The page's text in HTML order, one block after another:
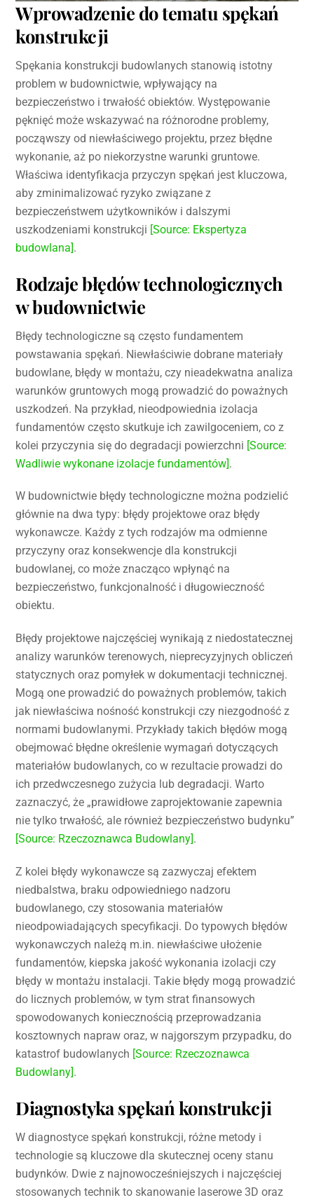
Wprowadzenie do tematu spękań
konstrukcji
Spękania konstrukcji budowlanych stanowią istotny
problem w budownictwie, wpływający na
bezpieczeństwo i trwałość obiektów. Występowanie
pęknięć może wskazywać na różnorodne problemy,
począwszy od niewłaściwego projektu, przez błędne
wykonanie, aż po niekorzystne warunki gruntowe.
Właściwa identyfikacja przyczyn spękań jest kluczowa,
aby zminimalizować ryzyko związane z
bezpieczeństwem użytkowników i dalszymi
uszkodzeniami konstrukcji [Source: Ekspertyza
budowlana].
Rodzaje błędów technologicznych
w budownictwie
Błędy technologiczne są często fundamentem
powstawania spękań. Niewłaściwie dobrane materiały
budowlane, błędy w montażu, czy nieadekwatna analiza
warunków gruntowych mogą prowadzić do poważnych
uszkodzeń. Na przykład, nieodpowiednia izolacja
fundamentów często skutkuje ich zawilgoceniem, co z
kolei przyczynia się do degradacji powierzchni [Source:
Wadliwie wykonane izolacje fundamentów].
W budownictwie błędy technologiczne można podzielić
głównie na dwa typy: błędy projektowe oraz błędy
wykonawcze. Każdy z tych rodzajów ma odmienne
przyczyny oraz konsekwencje dla konstrukcji
budowlanej, co może znacząco wpłynąć na
bezpieczeństwo, funkcjonalność i długowieczność
obiektu.
Błędy projektowe najczęściej wynikają z niedostatecznej
analizy warunków terenowych, nieprecyzyjnych obliczeń
statycznych oraz pomyłek w dokumentacji technicznej.
Mogą one prowadzić do poważnych problemów, takich
jak niewłaściwa nośność konstrukcji czy niezgodność z
normami budowlanymi. Przykłady takich błędów mogą
obejmować błędne określenie wymagań dotyczących
materiałów budowlanych, co w rezultacie prowadzi do
ich przedwczesnego zużycia lub degradacji. Warto
zaznaczyć, że „prawidłowe zaprojektowanie zapewnia
nie tylko trwałość, ale również bezpieczeństwo budynku”
[Source: Rzeczoznawca Budowlany].
Z kolei błędy wykonawcze są zazwyczaj efektem
niedbalstwa, braku odpowiedniego nadzoru
budowlanego, czy stosowania materiałów
nieodpowiadających specyfikacji. Do typowych błędów
wykonawczych należą m.in. niewłaściwe ułożenie
fundamentów, kiepska jakość wykonania izolacji czy
błędy w montażu instalacji. Takie błędy mogą prowadzić
do licznych problemów, w tym strat finansowych
spowodowanych koniecznością przeprowadzania
kosztownych napraw oraz, w najgorszym przypadku, do
katastrof budowlanych [Source: Rzeczoznawca
Budowlany].
Diagnostyka spękań konstrukcji
W diagnostyce spękań konstrukcji, różne metody i
technologie są kluczowe dla skutecznej oceny stanu
budynków. Dwie z najnowocześniejszych i najczęściej
stosowanych technik to skanowanie laserowe 3D oraz